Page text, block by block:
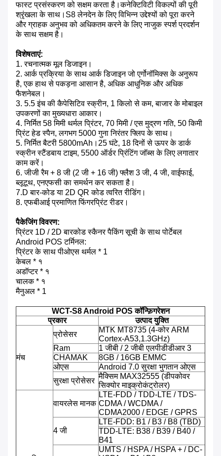
फास्ट प्रसंस्करण को सक्षम करता है।कनेक्टिविटी विकल्पों की पूरी
श्रृंखला के साथ।S8 लेनदेन के लिए विभिन्न उद्देश्यों को पूरा करने
और ग्राहक अनुभव को अधिकतम करने के लिए नाजुक स्पर्श प्रदर्शन
के साथ सक्षम है।
विशेषताएं:
1. रचनात्मक मूल डिजाइन।
2. आर्क प्रक्रिया के साथ आर्क डिजाइन जो एर्गोनॉमिक्स के अनुरूप
है, एक हाथ से पकड़ना आसान है, अधिक आधुनिक और अधिक
फैशनेबल।
3. 5.5 इंच की कैपेसिटिव स्क्रीन, 1 किलो से कम, बाजार के मोबाइल
उपकरणों का मुख्यधारा आकार।
4. निर्मित 58 मिमी थर्मल प्रिंटर, 70 मिमी / एस मुद्रण गति, 50 किमी
प्रिंट हेड स्पैन, लगभग 5000 गुना निरंतर फ्लिप के साथ।
5. निर्मित बैटरी 5800mAh।25 घंटे, 18 दिनों से ऊपर के डार्क
स्क्रीन स्टैंडबाय टाइम, 5500 ऑर्डर प्रिंटिंग जॉब्स के लिए लगातार
काम करें।
6. जीजी रैम + 8 जी (2 जी + 16 जी) फ्लैश 3 जी, 4 जी, वाईफाई,
ब्लूटूथ, एनएफसी का समर्थन कर सकता है।
7.D बार-कोड या 2D QR कोड त्वरित रीडिंग।
8. एफबीआई प्रमाणित फिंगरप्रिंट रीडर।
पैकेजिंग विवरण:
प्रिंटर 1D / 2D बारकोड स्कैनर पैकिंग सूची के साथ पोर्टेबल
Android POS टर्मिनल:
प्रिंटर के साथ पीओएस थर्मल * 1
केबल * १
अडॉप्टर * १
चालक * १
मैनुअल * 1
WCT-S8 Android POS कॉन्फ़िगरेशन
प्रकार
उत्पाद युक्ति
मंच
प्रोसेसर
MTK MT8735 (4-कोर ARM
Cortex-A53,1.3GHz)
Ram
1 जीबी / 2 जीबी एलपीडीडीआर 3
CHAMAK
8GB / 16GB EMMC
ओएस
Android 7.0 सुरक्षा भुगतान ओएस
सुरक्षा प्रोसेसर
मैक्सिम MAX32555 (डीपकोवर
सिक्योर माइक्रोकंट्रोलर)
वायरलेस मानक
LTE-FDD / TDD-LTE / TDS-
CDMA / WCDMA /
CDMA2000 / EDGE / GPRS
4 जी
LTE-FDD: B1 / B3 / B8 (TBD)
TDD-LTE: B38 / B39 / B40 /
B41
UMTS / HSPA / HSPA + / DC-